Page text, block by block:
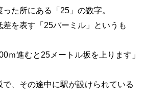
た所にある「25」の数字。
を表す「25パーミル」というも
ｍ進むと25メートル坂を上ります」
、その途中に駅が設けられている